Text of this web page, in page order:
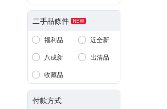
二手品條件 NEW
福利品
近全新
八成新
出清品
收藏品
付款方式